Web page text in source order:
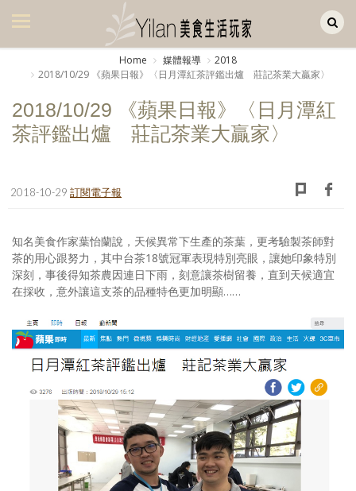
美食集
美飲集
廚房集
旅遊集
書房集
日記簿
享樂隨手拍
照相簿
影音區
創意出版服務
Home 媒體報導
2018
2018/10/29 《蘋果日報》〈日月潭紅茶評鑑出爐 莊記茶業大贏家〉
2018/10/29 《蘋果日報》〈日月潭紅
茶評鑑出爐 莊記茶業大贏家〉
2018-10-29 訂閱電子報
知名美食作家葉怡蘭說，天候異常下生產的茶葉，更考驗製茶師對
茶的用心跟努力，其中台茶18號冠軍表現特別亮眼，讓她印象特別
深刻，事後得知茶農因連日下雨，刻意讓茶樹留養，直到天候適宜
在採收，意外讓這支茶的品種特色更加明顯……